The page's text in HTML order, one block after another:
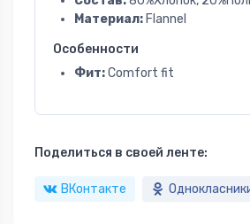
Материал: Flannel
Особенности
Фит:Comfort fit
Поделиться в своей ленте:
ВКонтакте